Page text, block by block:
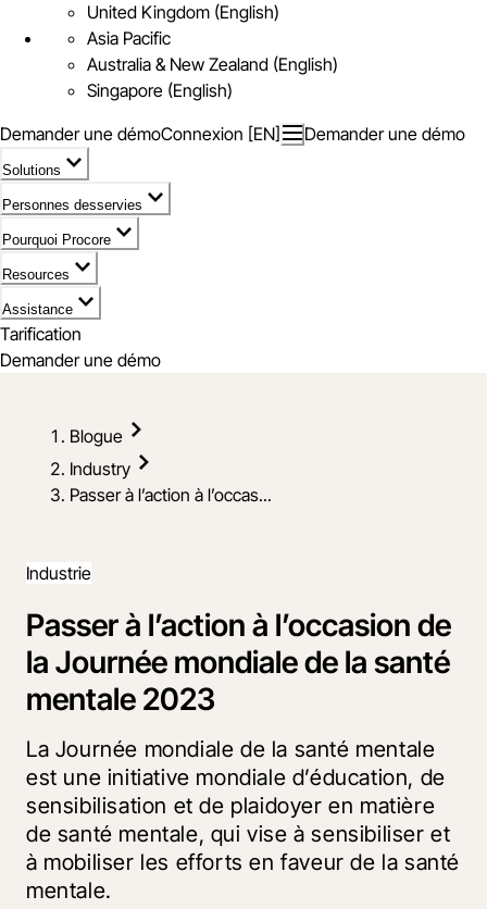
United Kingdom (English)
Asia Pacific
Australia & New Zealand (English)
Singapore (English)
Demander une démoConnexion [EN] Demander une démo
Solutions
Personnes desservies
Pourquoi Procore
Resources
Assistance
Tarification
Demander une démo
Blogue
Industry
Passer à l’action à l’occas...
Industrie
Passer à l’action à l’occasion de
la Journée mondiale de la santé
mentale 2023
La Journée mondiale de la santé mentale
est une initiative mondiale d’éducation, de
sensibilisation et de plaidoyer en matière
de santé mentale, qui vise à sensibiliser et
à mobiliser les efforts en faveur de la santé
mentale.